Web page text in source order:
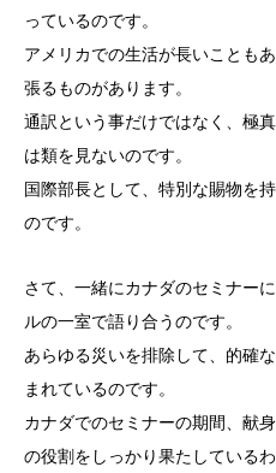
っているのです。
アメリカでの生活が長いことも
張るものがあります。
通訳という事だけではなく、極
は類を見ないのです。
国際部長として、特別な賜物を
のです。
さて、一緒にカナダのセミナー
ルの一室で語り合うのです。
あらゆる災いを排除して、的確
まれているのです。
カナダでのセミナーの期間、献
の役割をしっかり果たしているわ